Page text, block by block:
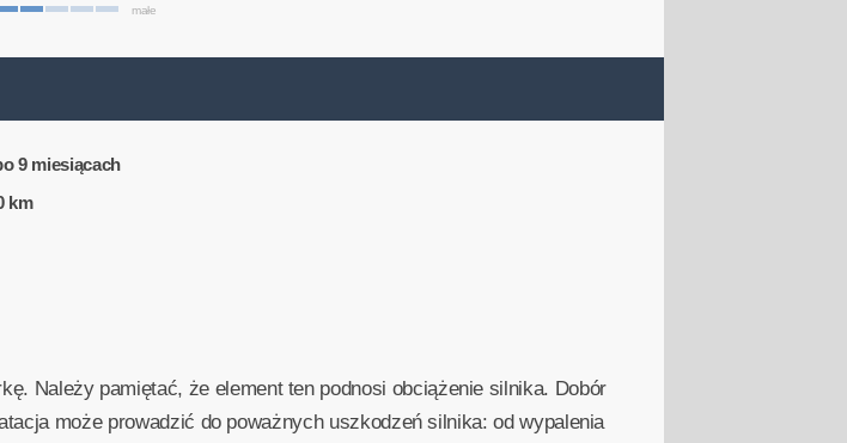
małe
9 miesiącach
km
Należy pamiętać, że element ten podnosi obciążenie silnika. Dobór
może prowadzić do poważnych uszkodzeń silnika: od wypalenia